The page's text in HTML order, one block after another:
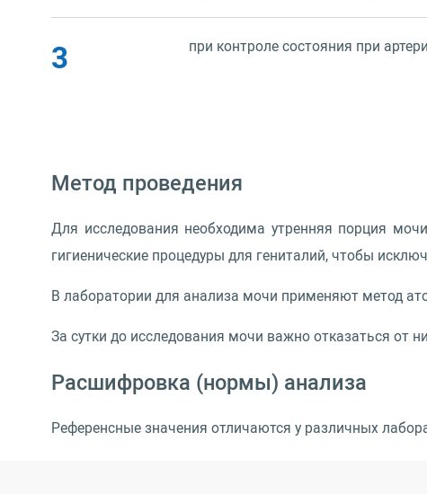
3 при контроле состояния при
Метод проведения
Для исследования необходима утренняя порция
гигиенические процедуры для гениталий, чтобы
В лаборатории для анализа мочи применяют метод
За сутки до исследования мочи важно отказаться от
Расшифровка (нормы) анализа
Референсные значения отличаются у различных